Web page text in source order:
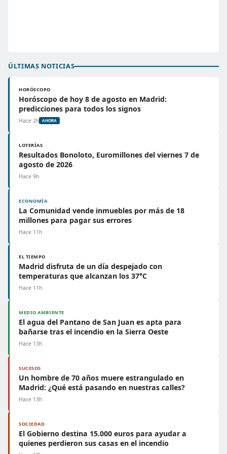
ÚLTIMAS NOTICIAS
HORÓSCOPO
Horóscopo de hoy 8 de agosto en Madrid:
predicciones para todos los signos
Hace 2h AHORA
LOTERÍAS
Resultados Bonoloto, Euromillones del viernes 7 de
agosto de 2026
Hace 9h
ECONOMÍA
La Comunidad vende inmuebles por más de 18
millones para pagar sus errores
Hace 11h
EL TIEMPO
Madrid disfruta de un día despejado con
temperaturas que alcanzan los 37°C
Hace 11h
MEDIO AMBIENTE
El agua del Pantano de San Juan es apta para
bañarse tras el incendio en la Sierra Oeste
Hace 13h
SUCESOS
Un hombre de 70 años muere estrangulado en
Madrid: ¿Qué está pasando en nuestras calles?
Hace 13h
SOCIEDAD
El Gobierno destina 15.000 euros para ayudar a
quienes perdieron sus casas en el incendio